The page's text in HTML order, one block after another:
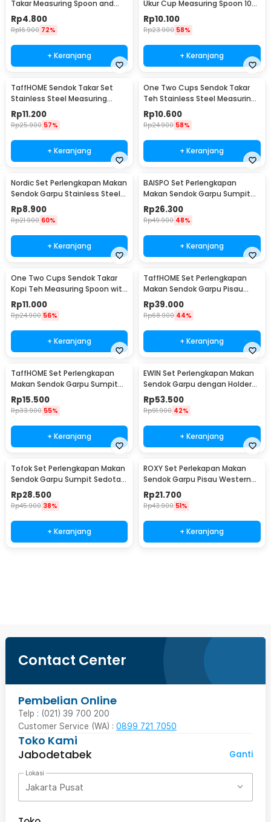
Takar Measuring Spoon and
Coffee Tamper - G1120
Rp4.800
Rp16.900 72%
+ Keranjang
Ukur Cup Measuring Spoon 10
PCS - 16799
Rp10.100
Rp23.900 58%
+ Keranjang
TaffHOME Sendok Takar Set
Stainless Steel Measuring
Spoon 5 PCS - S300
Rp11.200
Rp25.900 57%
+ Keranjang
One Two Cups Sendok Takar
Teh Stainless Steel Measuring
Spoon 5 PCS - S301
Rp10.600
Rp24.900 58%
+ Keranjang
Nordic Set Perlengkapan Makan
Sendok Garpu Stainless Steel
Cutlery Set - XS-B014
Rp8.900
Rp21.900 60%
+ Keranjang
BAISPO Set Perlengkapan
Makan Sendok Garpu Sumpit
Bambu Cutlery Set Winding -
EA025
Rp26.300
Rp49.900 48%
+ Keranjang
One Two Cups Sendok Takar
Kopi Teh Measuring Spoon with
Clip - G166
Rp11.000
Rp24.900 56%
+ Keranjang
TaffHOME Set Perlengkapan
Makan Sendok Garpu Pisau
Sumpit 8 PCS - EA02300
Rp39.000
Rp68.900 44%
+ Keranjang
TaffHOME Set Perlengkapan
Makan Sendok Garpu Sumpit
Pouch Cutlery Set - T1
Rp15.500
Rp33.900 55%
+ Keranjang
EWIN Set Perlengkapan Makan
Sendok Garpu dengan Holder
Angsa Swan Rack - NP311
Rp53.500
Rp91.900 42%
+ Keranjang
Tofok Set Perlengkapan Makan
Sendok Garpu Sumpit Sedotan
dengan Pouch - T5
Rp28.500
Rp45.900 38%
+ Keranjang
ROXY Set Perlekapan Makan
Sendok Garpu Pisau Western
Cutlery Set 4 PCS - C24
Rp21.700
Rp43.900 51%
+ Keranjang
Contact Center
Pembelian Online
Telp : (021) 39 700 200
Customer Service (WA) : 0899 721 7050
Toko Kami
Jabodetabek
Ganti
Lokasi
Jakarta Pusat